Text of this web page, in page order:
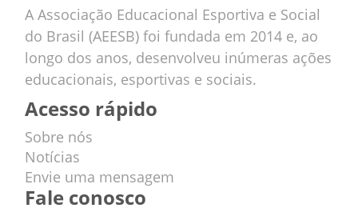
A Associação Educacional Esportiva e Social
do Brasil (AEESB) foi fundada em 2014 e, ao
longo dos anos, desenvolveu inúmeras ações
educacionais, esportivas e sociais.
Acesso rápido
Sobre nós
Notícias
Envie uma mensagem
Fale conosco